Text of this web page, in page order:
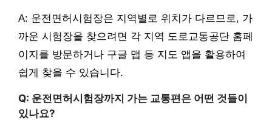
A: 운전면허시험장은 지역별로 위치가 다르므로, 가
까운 시험장을 찾으려면 각 지역 도로교통공단 홈페
이지를 방문하거나 구글 맵 등 지도 앱을 활용하여
쉽게 찾을 수 있습니다.
Q: 운전면허시험장까지 가는 교통편은 어떤 것들이
있나요?